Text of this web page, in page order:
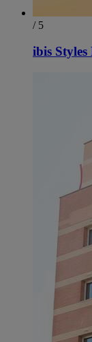
/ 5
ibis Styles